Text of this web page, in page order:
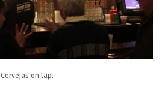
Cervejas on tap.